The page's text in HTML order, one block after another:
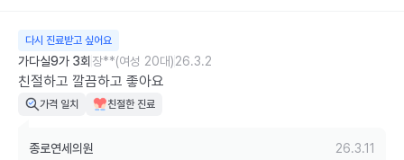
다시 진료받고 싶어요
가다실9가 3회 장**(여성 20대)26.3.2
친절하고 깔끔하고 좋아요
가격 일치 친절한 진료
종로연세의원
26.3.11